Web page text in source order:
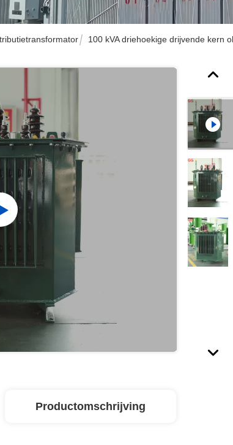
100 kVA driehoekige drijvende kern
Productomschrijving